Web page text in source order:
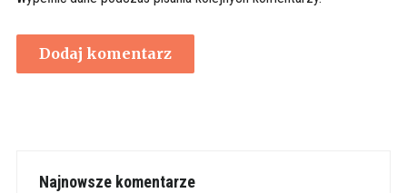
Najnowsze komentarze